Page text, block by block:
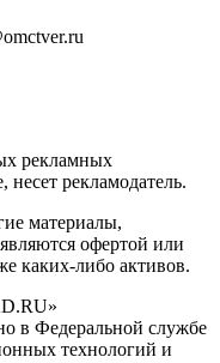
рекламных
рекламодатель.
материалы,
офертой или
каких-либо активов.
в Федеральной службе
технологий и